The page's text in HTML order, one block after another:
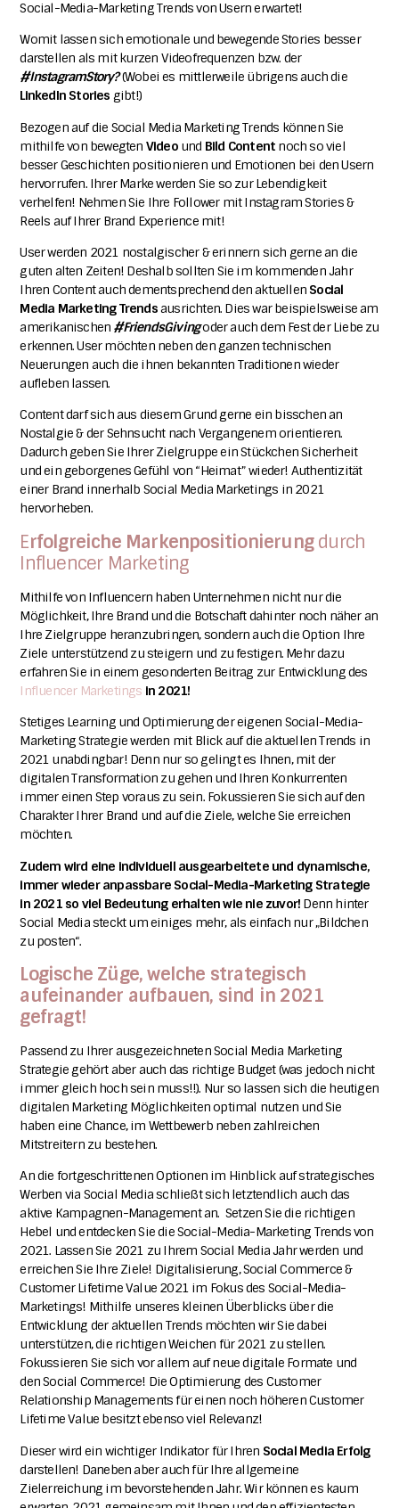
Social-Media-Marketing Trends von Usern erwartet!
Womit lassen sich emotionale und bewegende Stories besser
darstellen als mit kurzen Videofrequenzen bzw. der
#InstagramStory?(Wobei es mittlerweile übrigens auch die
LinkedIn Stories gibt!)
Bezogen auf die Social Media Marketing Trends können Sie
mithilfe von bewegten Videound Bild Content noch so viel
besser Geschichten positionieren und Emotionen bei den Usern
hervorrufen. Ihrer Marke werden Sie so zur Lebendigkeit
verhelfen! Nehmen Sie Ihre Follower mit Instagram Stories &
Reels auf Ihrer Brand Experience mit!
User werden 2021 nostalgischer & erinnern sich gerne an die
guten alten Zeiten! Deshalb sollten Sie im kommenden Jahr
Ihren Content auch dementsprechend den aktuellen Social
Media Marketing Trendsausrichten. Dies war beispielsweise am
amerikanischen #FriendsGivingoder auch dem Fest der Liebe zu
erkennen. User möchten neben den ganzen technischen
Neuerungen auch die ihnen bekannten Traditionen wieder
aufleben lassen.
Content darf sich aus diesem Grund gerne ein bisschen an
Nostalgie & der Sehnsucht nach Vergangenem orientieren.
Dadurch geben Sie Ihrer Zielgruppe ein Stückchen Sicherheit
und ein geborgenes Gefühl von “Heimat” wieder! Authentizität
einer Brand innerhalb Social Media Marketings in 2021
hervorheben.
Erfolgreiche Markenpositionierungdurch
Influencer Marketing
Mithilfe von Influencern haben Unternehmen nicht nur die
Möglichkeit, Ihre Brand und die Botschaft dahinter noch näher an
Ihre Zielgruppe heranzubringen, sondern auch die Option Ihre
Ziele unterstützend zu steigern und zu festigen. Mehr dazu
erfahren Sie in einem gesonderten Beitrag zur Entwicklung des
Influencer Marketings in 2021!
Stetiges Learning und Optimierung der eigenen Social-Media-
Marketing Strategie werden mit Blick auf die aktuellen Trends in
2021 unabdingbar! Denn nur so gelingt es Ihnen, mit der
digitalen Transformation zu gehen und Ihren Konkurrenten
immer einen Step voraus zu sein. Fokussieren Sie sich auf den
Charakter Ihrer Brand und auf die Ziele, welche Sie erreichen
möchten.
Zudem wird eine individuell ausgearbeitete und dynamische,
immer wieder anpassbare Social-Media-Marketing Strategie
in 2021 so viel Bedeutung erhalten wie nie zuvor! Denn hinter
Social Media steckt um einiges mehr, als einfach nur „Bildchen
zu posten“.
Logische Züge, welche strategisch
aufeinander aufbauen, sind in 2021
gefragt!
Passend zu Ihrer ausgezeichneten Social Media Marketing
Strategie gehört aber auch das richtige Budget (was jedoch nicht
immer gleich hoch sein muss!!). Nur so lassen sich die heutigen
digitalen Marketing Möglichkeiten optimal nutzen und Sie
haben eine Chance, im Wettbewerb neben zahlreichen
Mitstreitern zu bestehen.
An die fortgeschrittenen Optionen im Hinblick auf strategisches
Werben via Social Media schließt sich letztendlich auch das
aktive Kampagnen-Management an. Setzen Sie die richtigen
Hebel und entdecken Sie die Social-Media-Marketing Trends von
2021. Lassen Sie 2021 zu Ihrem Social Media Jahr werden und
erreichen Sie Ihre Ziele! Digitalisierung, Social Commerce &
Customer Lifetime Value 2021 im Fokus des Social-Media-
Marketings! Mithilfe unseres kleinen Überblicks über die
Entwicklung der aktuellen Trends möchten wir Sie dabei
unterstützen, die richtigen Weichen für 2021 zu stellen.
Fokussieren Sie sich vor allem auf neue digitale Formate und
den Social Commerce! Die Optimierung des Customer
Relationship Managements für einen noch höheren Customer
Lifetime Value besitzt ebenso viel Relevanz!
Dieser wird ein wichtiger Indikator für Ihren Social Media Erfolg
darstellen! Daneben aber auch für Ihre allgemeine
Zielerreichung im bevorstehenden Jahr. Wir können es kaum